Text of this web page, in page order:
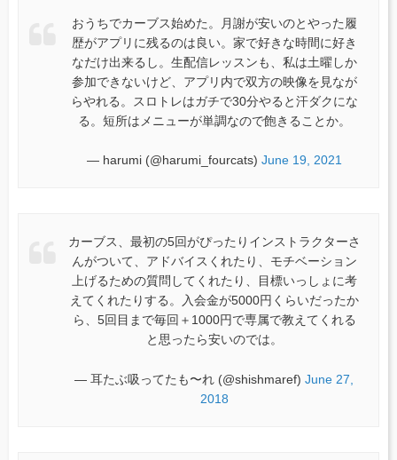
おうちでカーブス始めた。月謝が安いのとやった履
歴がアプリに残るのは良い。家で好きな時間に好き
なだけ出来るし。生配信レッスンも、私は土曜しか
参加できないけど、アプリ内で双方の映像を見なが
らやれる。スロトレはガチで30分やると汗ダクにな
る。短所はメニューが単調なので飽きることか。
— harumi (@harumi_fourcats) June 19, 2021
カーブス、最初の5回がぴったりインストラクターさ
んがついて、アドバイスくれたり、モチベーション
上げるための質問してくれたり、目標いっしょに考
えてくれたりする。入会金が5000円くらいだったか
ら、5回目まで毎回＋1000円で専属で教えてくれる
と思ったら安いのでは。
— 耳たぶ吸ってたも〜れ (@shishmaref) June 27,
2018